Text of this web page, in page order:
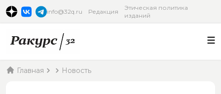
info@32q.ru Редакция
Этическая политика
изданий
Главная Новость